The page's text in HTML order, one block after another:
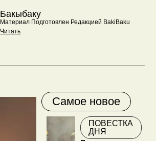
Бакыбаку
Материал Подготовлен Редакцией BakiBaku
Читать
Самое новое
ПОВЕСТКА
ДНЯ